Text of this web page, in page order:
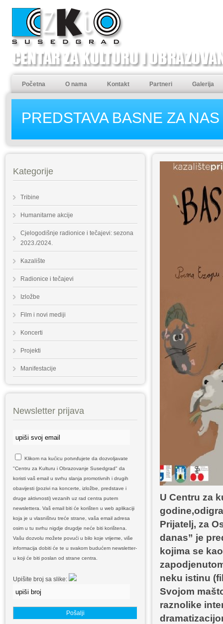
Početna O nama Kontakt Partneri Galerija
PREDSTAVA BASNE ZA
Kategorije
Tribine
Humanitarne akcije
Cjelogodišnje radionice i tečajevi: sezona
2023./2024.
Kazalište
Radionice i tečajevi
Izložbe
Film i novi mediji
Koncerti
Projekti
Manifestacije
Newsletter prijava
Klikom na kućicu potvrđujete da dozvoljavate
"Centru za Kulturu i Obrazovanje Susedgrad" da
koristi vaš email u svrhu slanja promotivnih i drugih
obavijesti (pozivi na koncerte, izložbe, predstave i
druge aktivnosti) vezanih uz rad centra putem
newslettera. Vaš email biti će korišten u web aplikaciji
koja je u vlasništvu treće strane, vaša email adresa
osim u tu svrhu nigdje drugdje neće biti korištena.
Vašu dozvolu možete povući u bilo koje vrijeme, više
informacija dobiti će te u svakom budućem newsletter-
u koji će biti poslan od strane centra.
Upišite broj sa slike:
U Centru za
Prijatelj, za
danas” je
kojima se
neku istinu
Svojom
raznolike